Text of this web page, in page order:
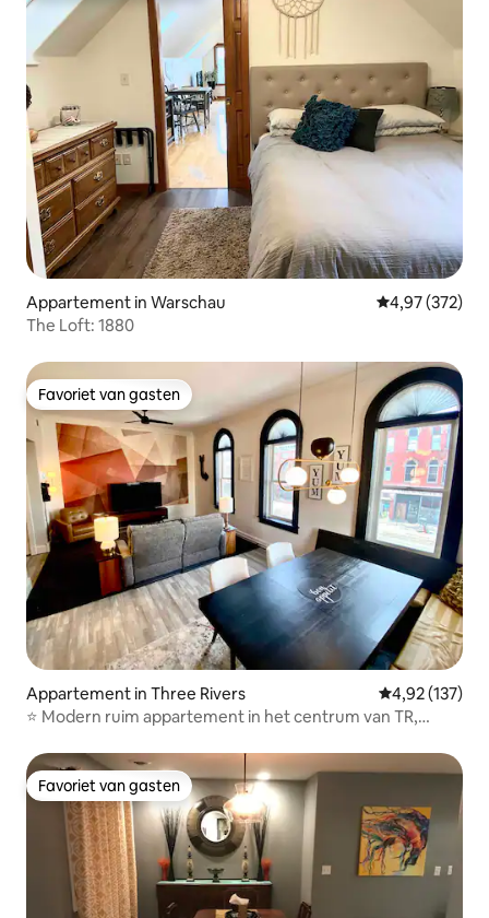
Appartement in Warschau Gemiddelde
4,97 (372)
The Loft: 1880
Favoriet van gasten
Favoriet van gasten
Appartement in Three Rivers Gemiddelde
4,92 (137)
⭐️ Modern ruim appartement in het centrum van TR,
Favoriet van gasten
Favoriet van gasten